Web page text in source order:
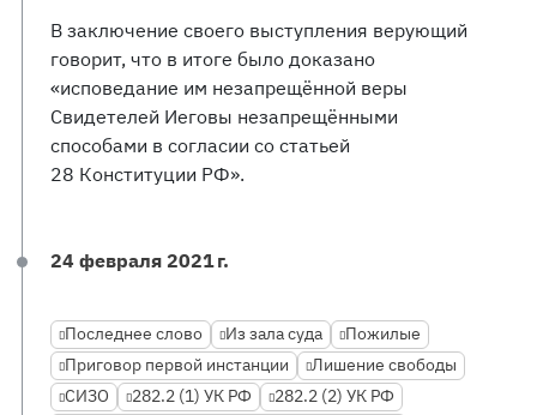
В заключение своего выступления верующий
говорит, что в итоге было доказано
«исповедание им незапрещённой веры
Свидетелей Иеговы незапрещёнными
способами в согласии со статьей
28 Конституции РФ».
24 февраля 2021 г.
Последнее слово Из зала суда
Пожилые
Приговор первой инстанции
Лишение свободы
СИЗО
282.2 (1) УК РФ
282.2 (2) УК РФ